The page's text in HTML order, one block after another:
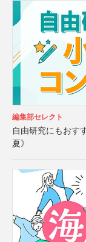
編集部セレクト
自由研究にもおす
夏》